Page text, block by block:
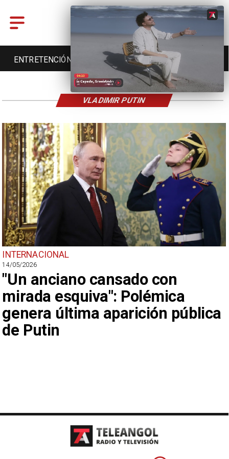
ENTRETENCIÓN DEPORTES CULTURA
INTERNACIONAL
14/05/2026
"Un anciano cansado con
mirada esquiva": Polémica
genera última aparición pública
de Putin
VLADIMIR PUTIN